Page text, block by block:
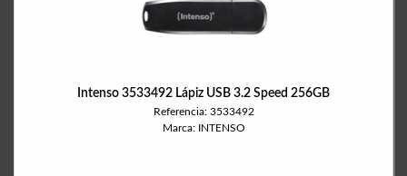
Intenso 3533492 Lápiz USB 3.2 Speed 256GB
Referencia: 3533492
Marca: INTENSO